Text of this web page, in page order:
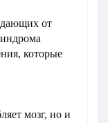
от
которые
мозг, но и